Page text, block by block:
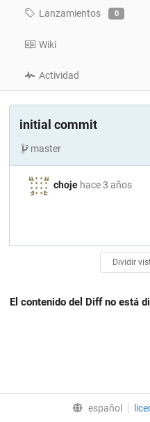
Lanzamientos 0
Wiki
Actividad
initial commit
master
choje hace 3 años
Dividir
El contenido del Diff no está
español